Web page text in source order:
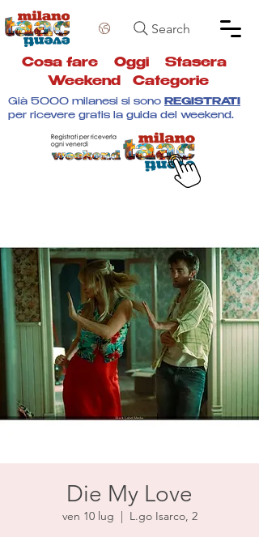
Search
Cosa fare Oggi Stasera
Weekend
Categorie
Già 5000 milanesi si sono REGISTRATI
per ricevere gratis la guida del weekend.
Die My Love
ven 10 lug
  |
L.go Isarco, 2